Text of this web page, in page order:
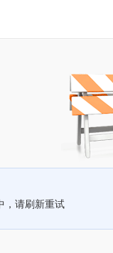
，请刷新重试